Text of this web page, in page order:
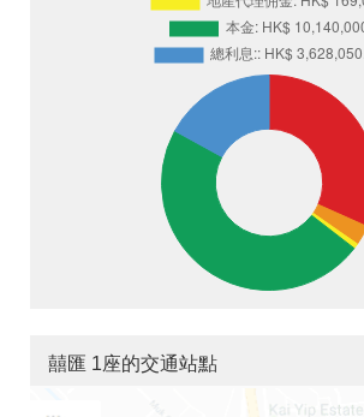
囍匯 1座的交通站點